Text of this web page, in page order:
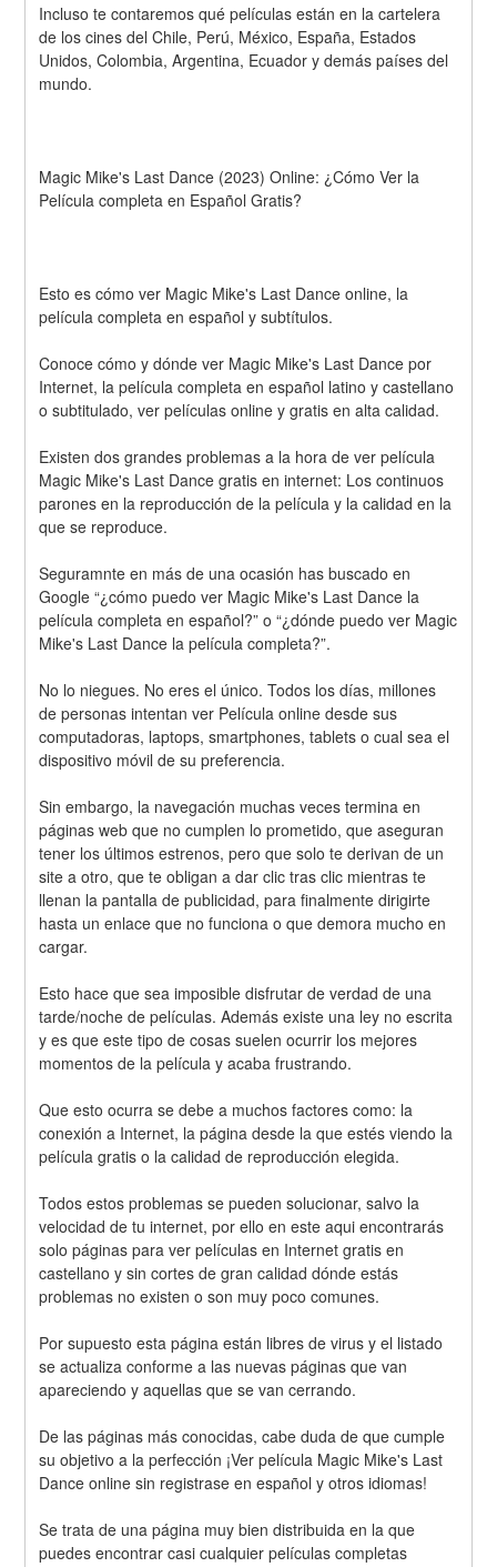
Incluso te contaremos qué películas están en la cartelera
de los cines del Chile, Perú, México, España, Estados
Unidos, Colombia, Argentina, Ecuador y demás países del
mundo.
Magic Mike's Last Dance (2023) Online: ¿Cómo Ver la
Película completa en Español Gratis?
Esto es cómo ver Magic Mike's Last Dance online, la
película completa en español y subtítulos.
Conoce cómo y dónde ver Magic Mike's Last Dance por
Internet, la película completa en español latino y castellano
o subtitulado, ver películas online y gratis en alta calidad.
Existen dos grandes problemas a la hora de ver película
Magic Mike's Last Dance gratis en internet: Los continuos
parones en la reproducción de la película y la calidad en la
que se reproduce.
Seguramnte en más de una ocasión has buscado en
Google “¿cómo puedo ver Magic Mike's Last Dance la
película completa en español?” o “¿dónde puedo ver Magic
Mike's Last Dance la película completa?”.
No lo niegues. No eres el único. Todos los días, millones
de personas intentan ver Película online desde sus
computadoras, laptops, smartphones, tablets o cual sea el
dispositivo móvil de su preferencia.
Sin embargo, la navegación muchas veces termina en
páginas web que no cumplen lo prometido, que aseguran
tener los últimos estrenos, pero que solo te derivan de un
site a otro, que te obligan a dar clic tras clic mientras te
llenan la pantalla de publicidad, para finalmente dirigirte
hasta un enlace que no funciona o que demora mucho en
cargar.
Esto hace que sea imposible disfrutar de verdad de una
tarde/noche de películas. Además existe una ley no escrita
y es que este tipo de cosas suelen ocurrir los mejores
momentos de la película y acaba frustrando.
Que esto ocurra se debe a muchos factores como: la
conexión a Internet, la página desde la que estés viendo la
película gratis o la calidad de reproducción elegida.
Todos estos problemas se pueden solucionar, salvo la
velocidad de tu internet, por ello en este aqui encontrarás
solo páginas para ver películas en Internet gratis en
castellano y sin cortes de gran calidad dónde estás
problemas no existen o son muy poco comunes.
Por supuesto esta página están libres de virus y el listado
se actualiza conforme a las nuevas páginas que van
apareciendo y aquellas que se van cerrando.
De las páginas más conocidas, cabe duda de que cumple
su objetivo a la perfección ¡Ver película Magic Mike's Last
Dance online sin registrase en español y otros idiomas!
Se trata de una página muy bien distribuida en la que
puedes encontrar casi cualquier películas completas